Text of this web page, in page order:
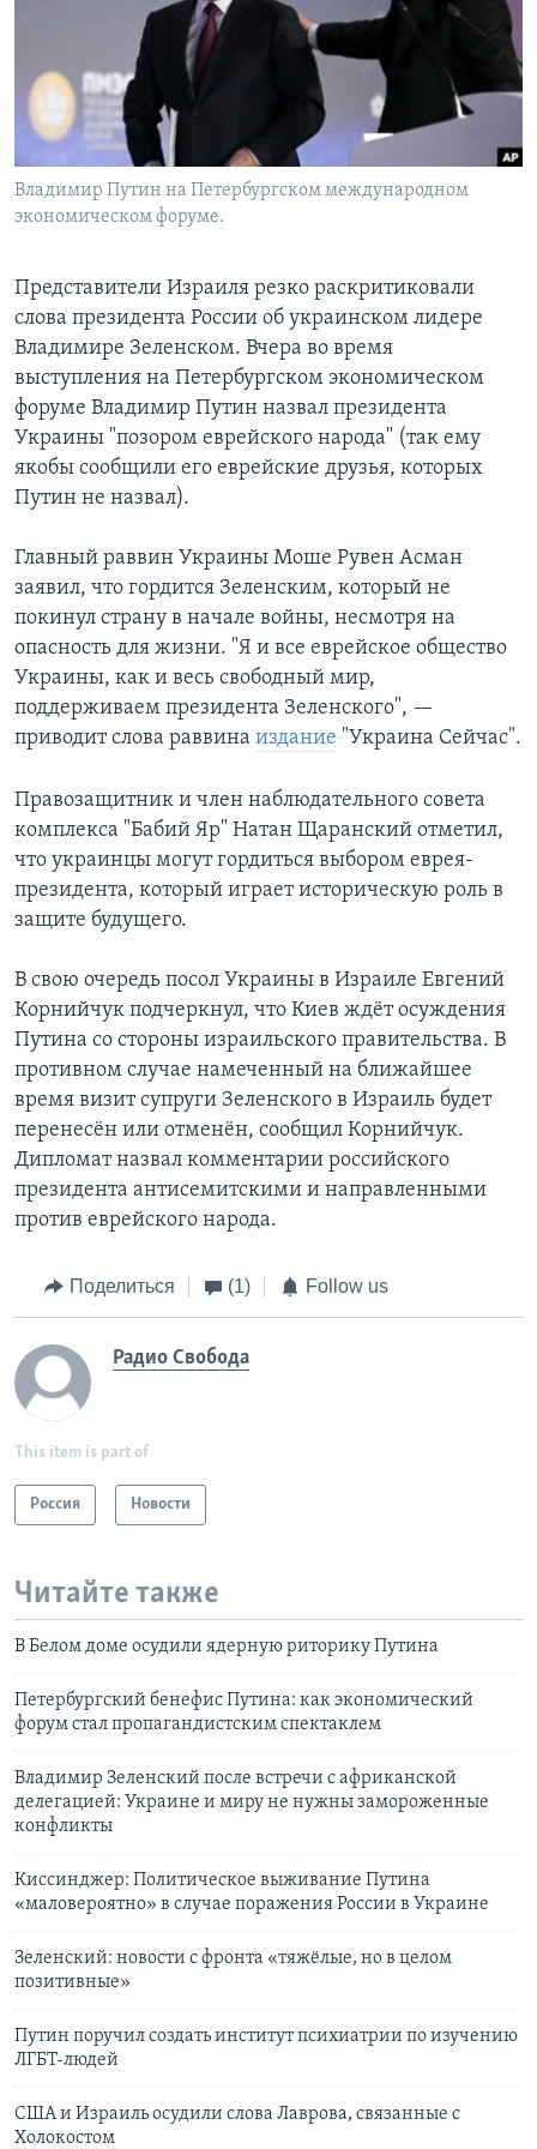
Learning English
СОЦИАЛЬНЫЕ СЕТИ
Языки
Владимир Путин на Петербургском международном
экономическом форуме.
Представители Израиля резко раскритиковали
слова президента России об украинском лидере
Владимире Зеленском. Вчера во время
выступления на Петербургском экономическом
форуме Владимир Путин назвал президента
Украины "позором еврейского народа" (так ему
якобы сообщили его еврейские друзья, которых
Путин не назвал).
Главный раввин Украины Моше Рувен Асман
заявил, что гордится Зеленским, который не
покинул страну в начале войны, несмотря на
опасность для жизни. "Я и все еврейское общество
Украины, как и весь свободный мир,
поддерживаем президента Зеленского", —
приводит слова раввина издание "Украина Сейчас".
Правозащитник и член наблюдательного совета
комплекса "Бабий Яр" Натан Щаранский отметил,
что украинцы могут гордиться выбором еврея-
президента, который играет историческую роль в
защите будущего.
В свою очередь посол Украины в Израиле Евгений
Корнийчук подчеркнул, что Киев ждёт осуждения
Путина со стороны израильского правительства. В
противном случае намеченный на ближайшее
время визит супруги Зеленского в Израиль будет
перенесён или отменён, сообщил Корнийчук.
Дипломат назвал комментарии российского
президента антисемитскими и направленными
против еврейского народа.
Поделиться (1) Follow us
Радио Свобода
This item is part of
Россия Новости
Читайте также
В Белом доме осудили ядерную риторику Путина
Петербургский бенефис Путина: как экономический
форум стал пропагандистским спектаклем
Владимир Зеленский после встречи с африканской
делегацией: Украине и миру не нужны замороженные
конфликты
Киссинджер: Политическое выживание Путина
«маловероятно» в случае поражения России в Украине
Зеленский: новости с фронта «тяжёлые, но в целом
позитивные»
Путин поручил создать институт психиатрии по изучению
ЛГБТ-людей
США и Израиль осудили слова Лаврова, связанные с
Холокостом